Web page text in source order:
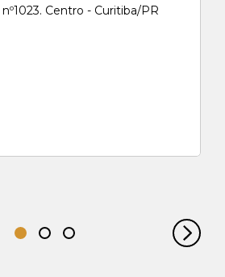
Centro - Curitiba/PR